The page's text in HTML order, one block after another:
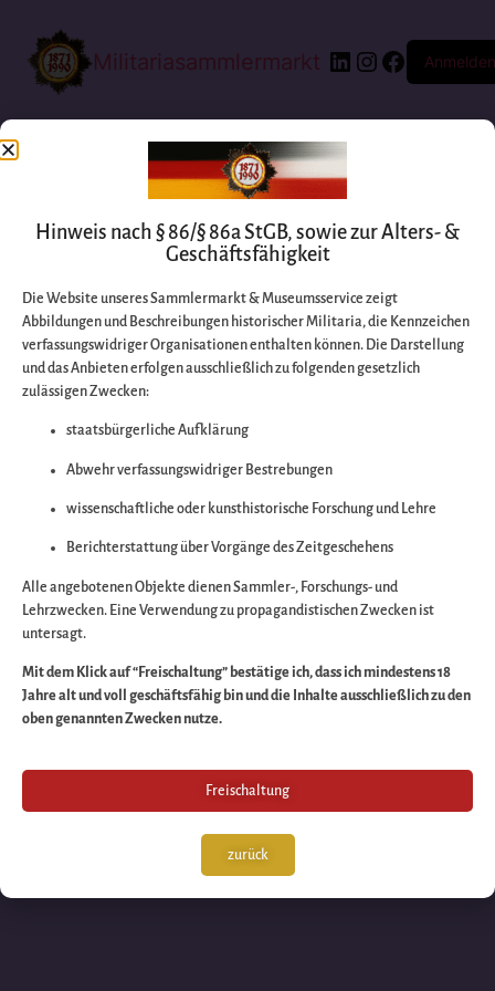
Militariasammlermarkt Anmelden
Entschuldigen Sie
bitte die
Wir arbeiten an
großartigen Sache
schauen Sie bald
wieder vorbei!
Hinweis nach § 86/§ 86a StGB, sowie zur Alters- &
Geschäftsfähigkeit
Die Website unseres Sammlermarkt & Museumsservice zeigt
Abbildungen und Beschreibungen historischer Militaria, die Kennzeichen
verfassungswidriger Organisationen enthalten können. Die Darstellung
und das Anbieten erfolgen ausschließlich zu folgenden gesetzlich
zulässigen Zwecken:
staatsbürgerliche Aufklärung
Abwehr verfassungswidriger Bestrebungen
wissenschaftliche oder kunsthistorische Forschung und Lehre
Berichterstattung über Vorgänge des Zeitgeschehens
Alle angebotenen Objekte dienen Sammler-, Forschungs- und
Lehrzwecken. Eine Verwendung zu propagandistischen Zwecken ist
untersagt.
Mit dem Klick auf “Freischaltung” bestätige ich, dass ich mindestens 18
Jahre alt und voll geschäftsfähig bin und die Inhalte ausschließlich zu den
oben genannten Zwecken nutze.
Freischaltung
zurück